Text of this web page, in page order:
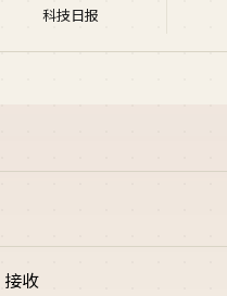
科技日报
接收